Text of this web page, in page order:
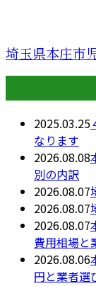
埼玉県本庄市
2025.03.25
なります
2026.08.08
別の内訳
2026.08.07
2026.08.07
2026.08.07
費用相場と
2026.08.06
円と業者選